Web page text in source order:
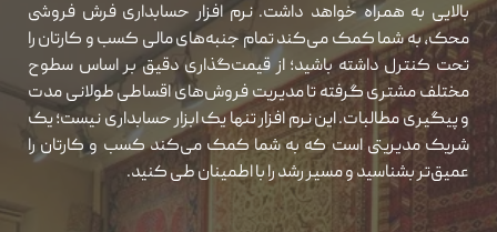
بالایی به همراه خواهد داشت. نرم افزار حسابداری فرش فروشی
محک، به شما کمک می‌کند تمام جنبه‌های مالی کسب و کارتان را
تحت کنترل داشته باشید؛ از قیمت‌گذاری دقیق بر اساس سطوح
مختلف مشتری گرفته تا مدیریت فروش‌های اقساطی طولانی مدت
و پیگیری مطالبات. این نرم افزار تنها یک ابزار حسابداری نیست؛ یک
شریک مدیریتی است که به شما کمک می‌کند کسب و کارتان را
عمیق‌تر بشناسید و مسیر رشد را با اطمینان طی کنید.